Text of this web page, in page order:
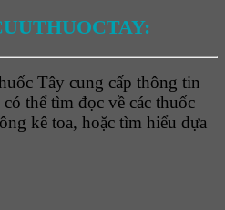
Tây cung cấp thông tin
thể tìm đọc về các thuốc
kê toa, hoặc tìm hiểu dựa